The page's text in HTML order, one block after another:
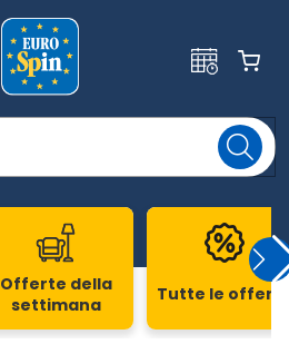
Offerte della
settimana
Tutte le